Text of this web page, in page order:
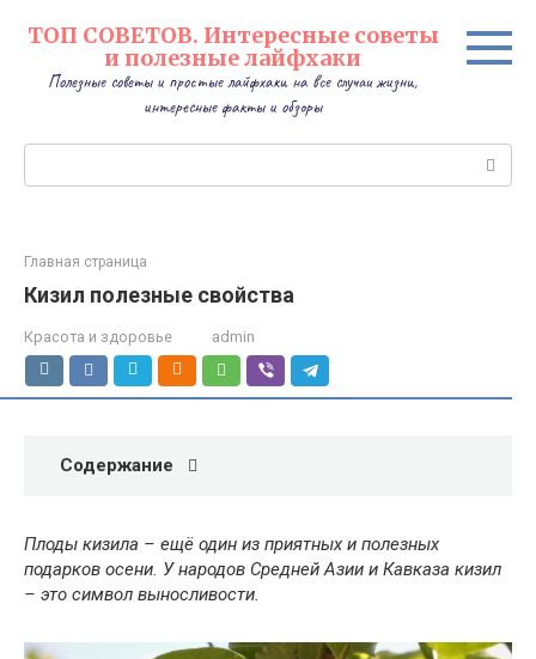
ТОП СОВЕТОВ. Интересные советы
и полезные лайфхаки
Полезные советы и простые лайфхаки на все случаи жизни,
интересные факты и обзоры
Главная страница
Кизил полезные свойства
Красота и здоровье admin
Содержание
Плоды кизила – ещё один из приятных и полезных
подарков осени. У народов Средней Азии и Кавказа кизил
– это символ выносливости.